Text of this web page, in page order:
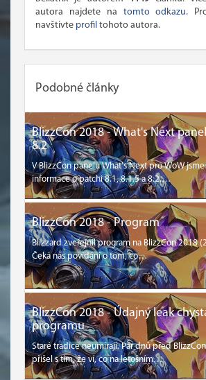
autora najdete na tomto odkazu.
navštivte profil tohoto autora.
Podobné články
BlizzCon 2018 - What's Next
8.2
V BlizzCon panelu What's Next pro WoW
informace o patchi 8.1, 8.1.5 a 8.2.…
BlizzCon 2018 - Program
Blizzard zveřejnil program na BlizzCon 2018
Čeká nás povídání o tom, co…
BlizzCon 2018 - Údajný leak
programu
Staré tradice neumírají. Pár dnů před
přišel s tím, že ví, co na letošním…